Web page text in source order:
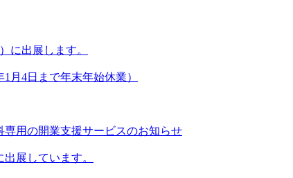
に出展します。
月4日まで年末年始休業）
専用の開業支援サービスのお知らせ
展しています。